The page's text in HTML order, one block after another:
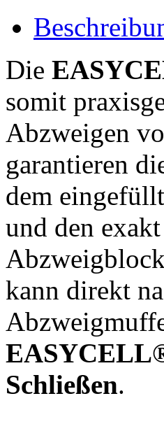
Die
somit
Abzweigen
garantieren
dem
und den
kann direkt
Schließen.